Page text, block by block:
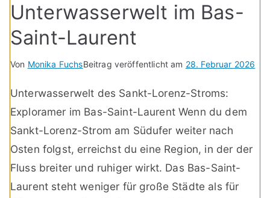
Unterwasserwelt im Bas-
Saint-Laurent
Von Monika FuchsBeitrag veröffentlicht am 28. Februar 2026
Unterwasserwelt des Sankt-Lorenz-Stroms:
Exploramer im Bas-Saint-Laurent Wenn du dem
Sankt-Lorenz-Strom am Südufer weiter nach
Osten folgst, erreichst du eine Region, in der der
Fluss breiter und ruhiger wirkt. Das Bas-Saint-
Laurent steht weniger für große Städte als für